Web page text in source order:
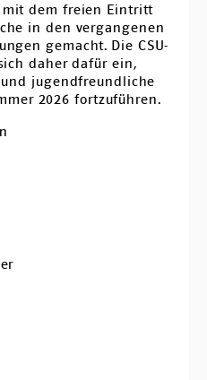
mit dem freien Eintritt
in den vergangenen
gemacht. Die CSU-
daher dafür ein,
jugendfreundliche
2026 fortzuführen.